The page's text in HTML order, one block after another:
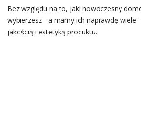
Bez względu na to, jaki nowoczesny
wybierzesz - a mamy ich naprawdę wiele
jakością i estetyką produktu.